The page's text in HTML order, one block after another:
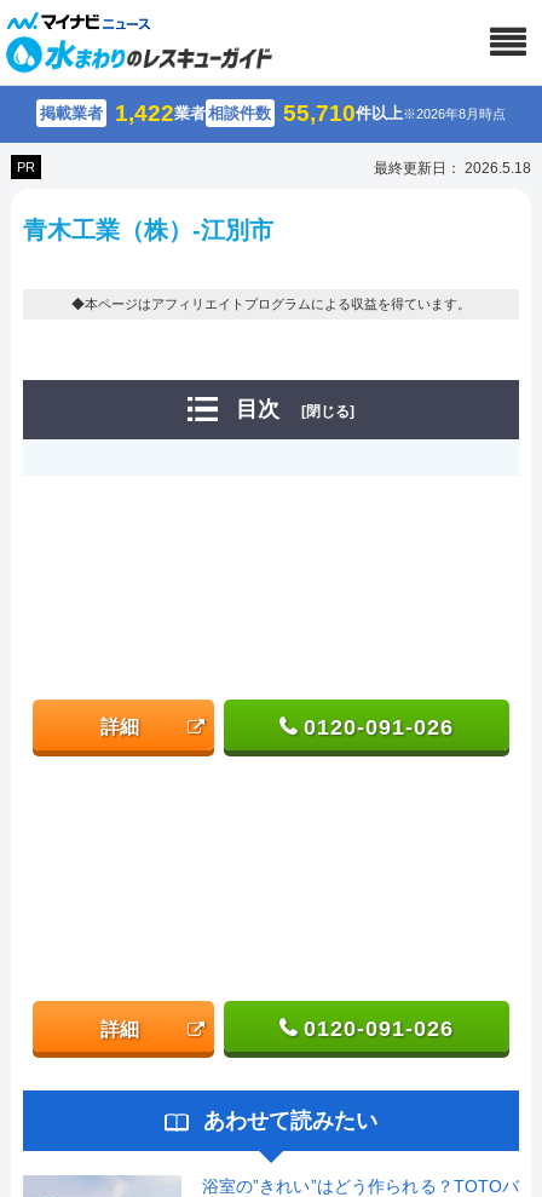
掲載業者 1,422業者相談件数 55,710件以上※2026年8月時点
PR 最終更新日： 2026.5.18
青木工業（株）-江別市
◆本ページはアフィリエイトプログラムによる収益を得ています。
目次 [閉じる]
詳細 0120-091-026
詳細 0120-091-026
あわせて読みたい
浴室の”きれい”はどう作られる？TOTOバ